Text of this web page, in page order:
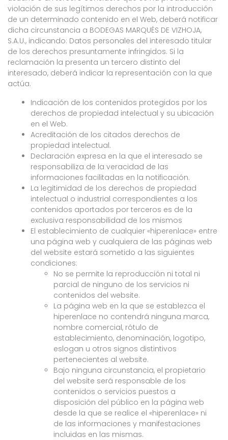
violación de sus legítimos derechos por la introducción
de un determinado contenido en el Web, deberá notificar
dicha circunstancia a BODEGAS MARQUÉS DE VIZHOJA,
S.A.U., indicando: Datos personales del interesado titular
de los derechos presuntamente infringidos. Si la
reclamación la presenta un tercero distinto del
interesado, deberá indicar la representación con la que
actúa.
Indicación de los contenidos protegidos por los
derechos de propiedad intelectual y su ubicación
en el Web.
Acreditación de los citados derechos de
propiedad intelectual.
Declaración expresa en la que el interesado se
responsabiliza de la veracidad de las
informaciones facilitadas en la notificación.
La legitimidad de los derechos de propiedad
intelectual o industrial correspondientes a los
contenidos aportados por terceros es de la
exclusiva responsabilidad de los mismos
El establecimiento de cualquier «hiperenlace» entre
una página web y cualquiera de las páginas web
del website estará sometido a las siguientes
condiciones:
No se permite la reproducción ni total ni
parcial de ninguno de los servicios ni
contenidos del website.
La página web en la que se establezca el
hiperenlace no contendrá ninguna marca,
nombre comercial, rótulo de
establecimiento, denominación, logotipo,
eslogan u otros signos distintivos
pertenecientes al website.
Bajo ninguna circunstancia, el propietario
del website será responsable de los
contenidos o servicios puestos a
disposición del público en la página web
desde la que se realice el «hiperenlace» ni
de las informaciones y manifestaciones
incluidas en las mismas.